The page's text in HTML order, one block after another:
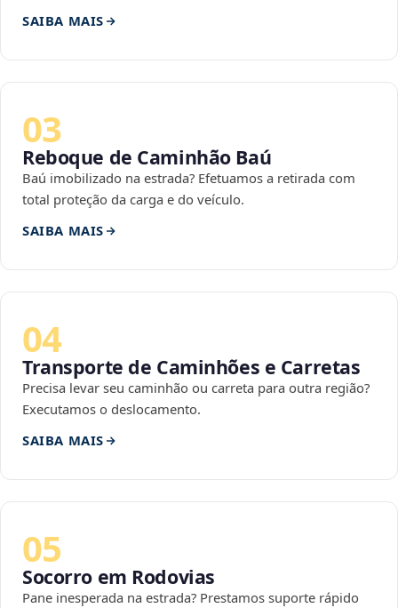
SAIBA MAIS
03
Reboque de Caminhão Baú
Baú imobilizado na estrada? Efetuamos a retirada com
total proteção da carga e do veículo.
SAIBA MAIS
04
Transporte de Caminhões e Carretas
Precisa levar seu caminhão ou carreta para outra região?
Executamos o deslocamento.
SAIBA MAIS
05
Socorro em Rodovias
Pane inesperada na estrada? Prestamos suporte rápido